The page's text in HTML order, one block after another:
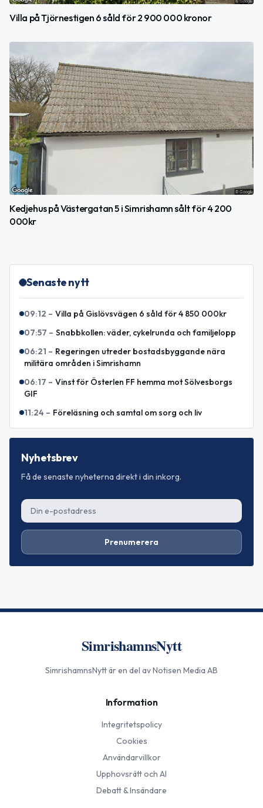
Villa på Tjörnestigen 6 såld för 2 900 000 kronor
Kedjehus på Västergatan 5 i Simrishamn sålt för 4 200
000kr
Senaste nytt
09:12 – Villa på Gislövsvägen 6 såld för 4 850 000kr
07:57 – Snabbkollen: väder, cykelrunda och familjelopp
06:21 – Regeringen utreder bostadsbyggande nära
militära områden i Simrishamn
06:17 – Vinst för Österlen FF hemma mot Sölvesborgs
GIF
11:24 – Föreläsning och samtal om sorg och liv
Nyhetsbrev
Få de senaste nyheterna direkt i din inkorg.
Prenumerera
SimrishamnsNytt
SimrishamnsNyttär en del av Notisen Media AB
Information
Integritetspolicy
Cookies
Användarvillkor
Upphovsrätt och AI
Debatt & Insändare